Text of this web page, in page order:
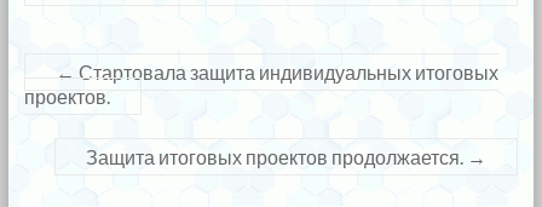
← Стартовала защита индивидуальных итоговых
проектов.
Защита итоговых проектов продолжается. →